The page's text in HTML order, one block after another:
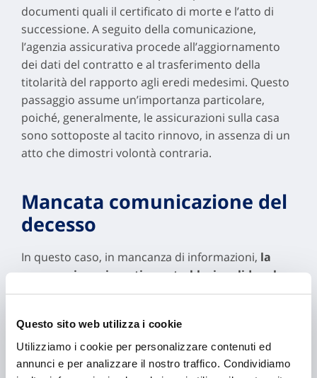
Questo sito web utilizza i cookie
Utilizziamo i cookie per personalizzare contenuti ed
annunci e per analizzare il nostro traffico. Condividiamo
documenti quali il certificato di morte e l’atto di
successione. A seguito della comunicazione,
l’agenzia assicurativa procede all’aggiornamento
dei dati del contratto e al trasferimento della
titolarità del rapporto agli eredi medesimi. Questo
passaggio assume un’importanza particolare,
poiché, generalmente, le assicurazioni sulla casa
sono sottoposte al tacito rinnovo, in assenza di un
atto che dimostri volontà contraria.
Mancata comunicazione del
decesso
In questo caso, in mancanza di informazioni, la
compagnia assicurativa potrebbe invalidare la
polizzae negare qualsiasi forma di indennizzo in
anche l’applicazione di penali.